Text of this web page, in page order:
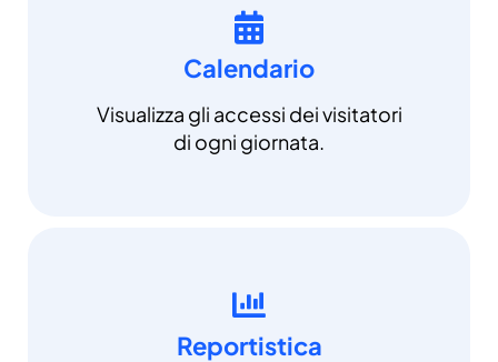
Calendario
Visualizza gli accessi dei visitatori
di ogni giornata.
Reportistica